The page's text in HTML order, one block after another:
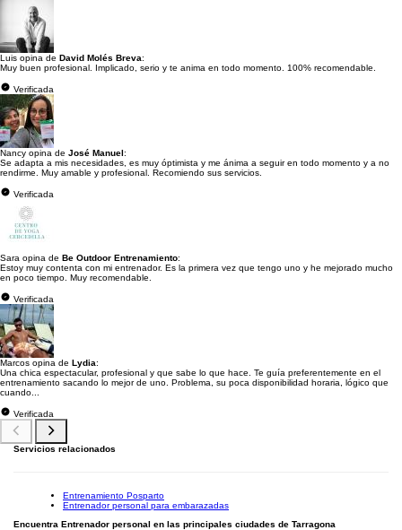
Luis opina de David Molés Breva:
Muy buen profesional. Implicado, serio y te anima en todo momento. 100% recomendable.
Verificada
Nancy opina de José Manuel:
Se adapta a mis necesidades, es muy óptimista y me ánima a seguir en todo momento y a no
rendirme. Muy amable y profesional. Recomiendo sus servicios.
Verificada
Sara opina de Be Outdoor Entrenamiento:
Estoy muy contenta con mi entrenador. Es la primera vez que tengo uno y he mejorado mucho
en poco tiempo. Muy recomendable.
Verificada
Marcos opina de Lydia:
Una chica espectacular, profesional y que sabe lo que hace. Te guía preferentemente en el
entrenamiento sacando lo mejor de uno. Problema, su poca disponibilidad horaria, lógico que
cuando...
Verificada
Servicios relacionados
Entrenamiento Posparto
Entrenador personal para embarazadas
Encuentra Entrenador personal en las principales ciudades de Tarragona